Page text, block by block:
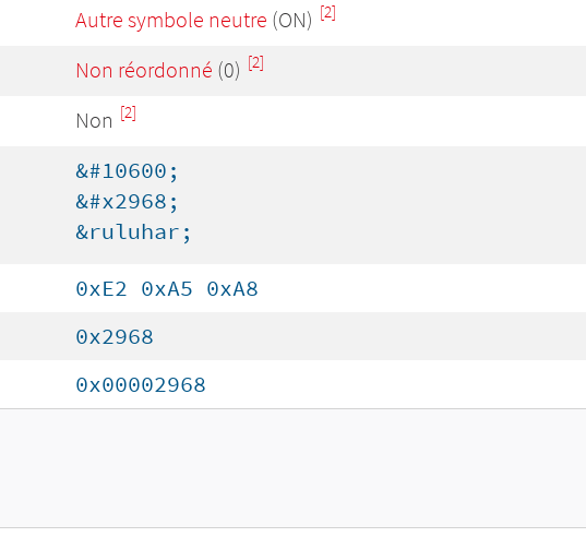
Autre symbole neutre (ON) [2]
Non réordonné (0) [2]
Non [2]
&#10600;
&#x2968;
&ruluhar;
0xE2 0xA5 0xA8
0x2968
0x00002968